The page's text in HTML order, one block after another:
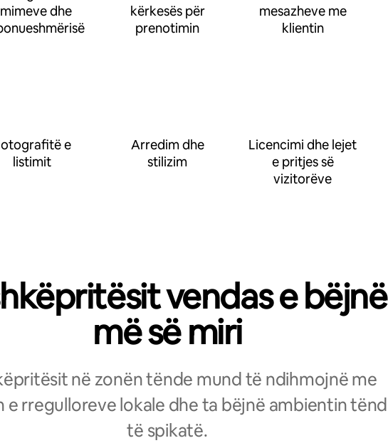
dhe
kërkesës për
prenotimin
mesazheve me
klientin
e
listimit
Arredim dhe
stilizim
Licencimi dhe lejet
e pritjes së
vizitorëve
vendas e bëjnë
më së miri
në zonën tënde mund të ndihmojnë me
e rregulloreve lokale dhe ta bëjnë ambientin tënd
të spikatë.